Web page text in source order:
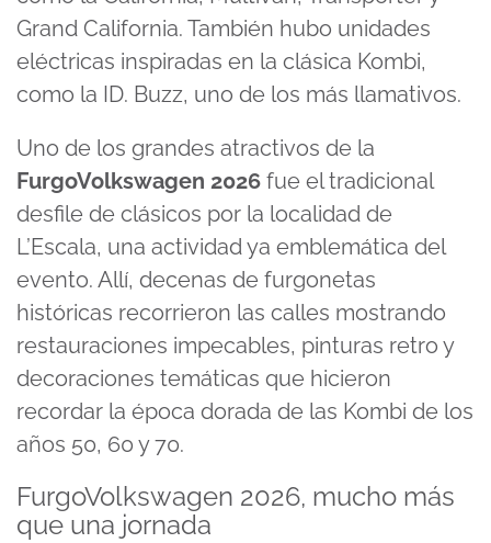
Grand California. También hubo unidades
eléctricas inspiradas en la clásica Kombi,
como la ID. Buzz, uno de los más llamativos.
Uno de los grandes atractivos de la
FurgoVolkswagen 2026 fue el tradicional
desfile de clásicos por la localidad de
L’Escala, una actividad ya emblemática del
evento. Allí, decenas de furgonetas
históricas recorrieron las calles mostrando
restauraciones impecables, pinturas retro y
decoraciones temáticas que hicieron
recordar la época dorada de las Kombi de los
años 50, 60 y 70.
FurgoVolkswagen 2026, mucho más
que una jornada